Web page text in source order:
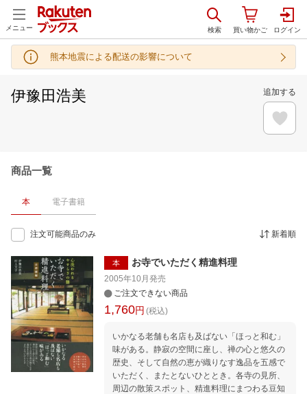
メニュー
熊本地震による配送の影響について
伊豫田浩美 追加する
商品一覧
本 電子書籍
注文可能商品のみ 新着順
本 お寺でいただく精進料理
2005年10月 発売
ご注文できない商品
1,760円 (税込)
いかなる老舗も名店も及ばない「ほっと和む」
味がある。静寂の空間に座し、禅の心と悠久の
歴史、そして自然の恵が織りなす逸品を五感で
いただく、またとないひととき。各寺の見所、
周辺の散策スポット、精進料理にまつわる豆知